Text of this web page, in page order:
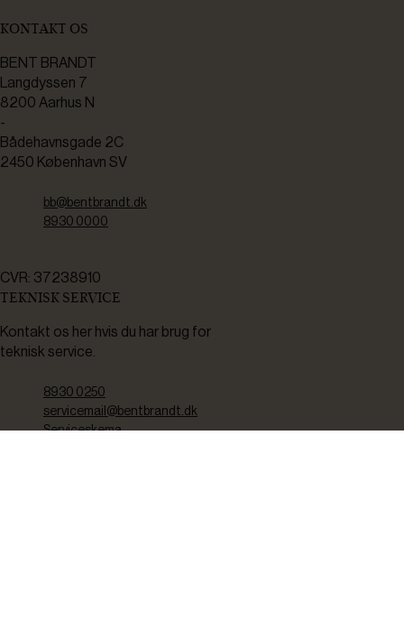
KONTAKT OS
BENT BRANDT
Langdyssen 7
8200 Aarhus N
-
Bådehavnsgade 2C
2450 København SV
bb@bentbrandt.dk
8930 0000
CVR: 37238910
TEKNISK SERVICE
Kontakt os her hvis du har brug for
teknisk service.
8930 0250
servicemail@bentbrandt.dk
Serviceskema